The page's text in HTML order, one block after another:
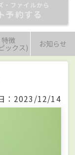
・ファイルから
予約する
特徴
ックス) お知らせ
：2023/12/14